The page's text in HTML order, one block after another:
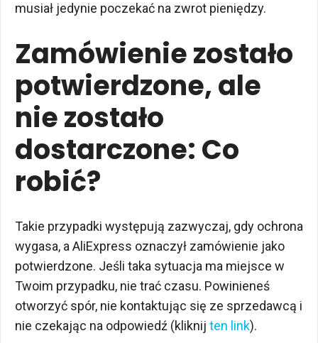
musiał jedynie poczekać na zwrot pieniędzy.
Zamówienie zostało
potwierdzone, ale
nie zostało
dostarczone: Co
robić?
Takie przypadki występują zazwyczaj, gdy ochrona
wygasa, a AliExpress oznaczył zamówienie jako
potwierdzone. Jeśli taka sytuacja ma miejsce w
Twoim przypadku, nie trać czasu. Powinieneś
otworzyć spór, nie kontaktując się ze sprzedawcą i
nie czekając na odpowiedź (kliknij ten link).